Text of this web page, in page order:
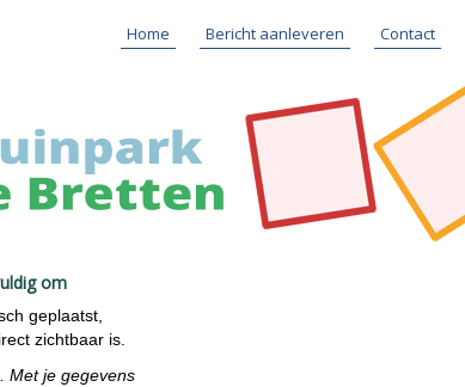
Home Bericht aanleveren Contact
om
geplaatst,
zichtbaar is.
Met je gegevens